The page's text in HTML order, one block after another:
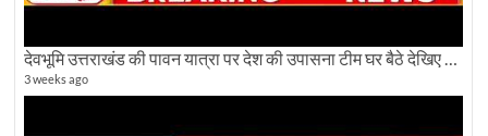
3 weeks ago